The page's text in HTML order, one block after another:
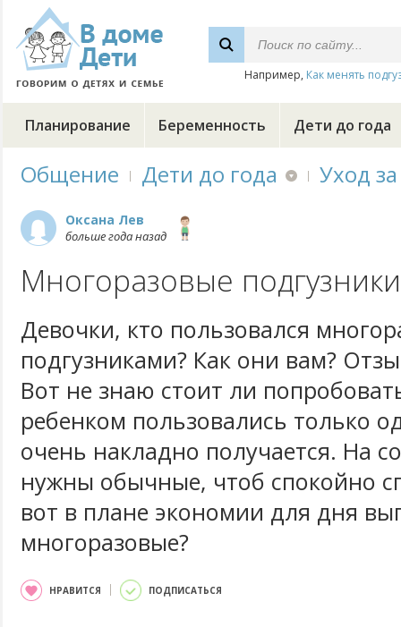
Например, Как менять
Планирование Беременность Дети до года
Общение Дети до года Уход
Оксана Лев
больше года назад
Многоразовые подгузники
Девочки, кто пользовался
подгузниками? Как они вам?
Вот не знаю стоит ли
ребенком пользовались только
очень накладно получается. На
нужны обычные, чтоб спокойно
вот в плане экономии для дня
многоразовые?
НРАВИТСЯ ПОДПИСАТЬСЯ